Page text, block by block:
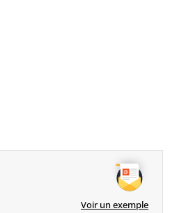
Voir un exemple